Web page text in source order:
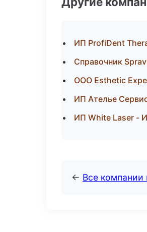
ИП ProfiDent
Справочник
ООО Esthetic
ИП Ателье
ИП White Laser -
← Все компании